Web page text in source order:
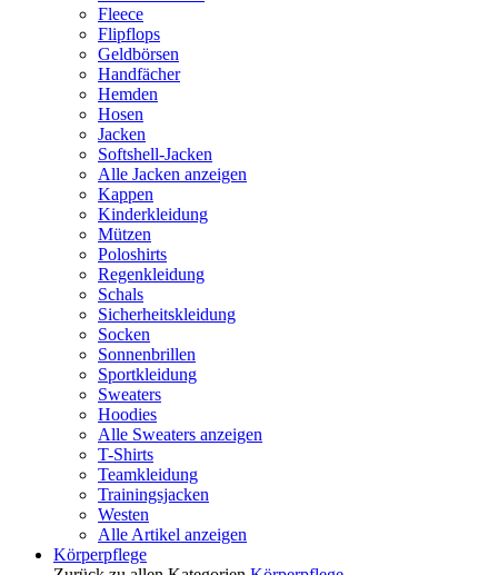
Fleece
Flipflops
Geldbörsen
Handfächer
Hemden
Hosen
Jacken
Softshell-Jacken
Alle Jacken anzeigen
Kappen
Kinderkleidung
Mützen
Poloshirts
Regenkleidung
Schals
Sicherheitskleidung
Socken
Sonnenbrillen
Sportkleidung
Sweaters
Hoodies
Alle Sweaters anzeigen
T-Shirts
Teamkleidung
Trainingsjacken
Westen
Alle Artikel anzeigen
Körperpflege